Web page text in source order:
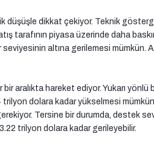
düşüşle dikkat çekiyor. Teknik
tarafının piyasa üzerinde daha
altına gerilemesi mümkün.
aralıkta hareket ediyor. Yukarı yönlü
dolara kadar yükselmesi
Tersine bir durumda, destek
trilyon dolara kadar gerileyebilir.